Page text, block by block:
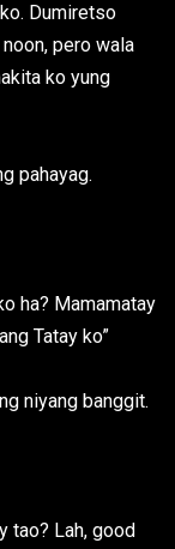
Dumiretso
pero wala
ko yung
pahayag.
ha? Mamamatay
Tatay ko”
niyang banggit.
tao? Lah, good